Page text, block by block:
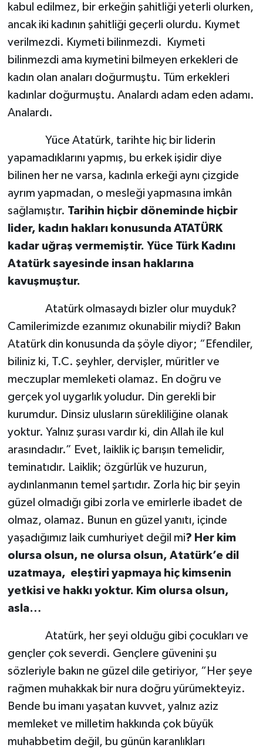
kabul edilmez, bir erkeğin şahitliği yeterli olurken,
ancak iki kadının şahitliği geçerli olurdu. Kıymet
verilmezdi. Kıymeti bilinmezdi. Kıymeti
bilinmezdi ama kıymetini bilmeyen erkekleri de
kadın olan anaları doğurmuştu. Tüm erkekleri
kadınlar doğurmuştu. Analardı adam eden adamı.
Analardı.
Yüce Atatürk, tarihte hiç bir liderin
yapamadıklarını yapmış, bu erkek işidir diye
bilinen her ne varsa, kadınla erkeği aynı çizgide
ayrım yapmadan, o mesleği yapmasına imkân
sağlamıştır. Tarihin hiçbir döneminde hiçbir
lider, kadın hakları konusunda ATATÜRK
kadar uğraş vermemiştir. Yüce Türk Kadını
Atatürk sayesinde insan haklarına
kavuşmuştur.
Atatürk olmasaydı bizler olur muyduk?
Camilerimizde ezanımız okunabilir miydi? Bakın
Atatürk din konusunda da şöyle diyor; “Efendiler,
biliniz ki, T.C. şeyhler, dervişler, müritler ve
meczuplar memleketi olamaz. En doğru ve
gerçek yol uygarlık yoludur. Din gerekli bir
kurumdur. Dinsiz ulusların sürekliliğine olanak
yoktur. Yalnız şurası vardır ki, din Allah ile kul
arasındadır.” Evet, laiklik iç barışın temelidir,
teminatıdır. Laiklik; özgürlük ve huzurun,
aydınlanmanın temel şartıdır. Zorla hiç bir şeyin
güzel olmadığı gibi zorla ve emirlerle ibadet de
olmaz, olamaz. Bunun en güzel yanıtı, içinde
yaşadığımız laik cumhuriyet değil mi? Her kim
olursa olsun, ne olursa olsun, Atatürk’e dil
uzatmaya, eleştiri yapmaya hiç kimsenin
yetkisi ve hakkı yoktur. Kim olursa olsun,
asla…
Atatürk, her şeyi olduğu gibi çocukları ve
gençler çok severdi. Gençlere güvenini şu
sözleriyle bakın ne güzel dile getiriyor, “Her şeye
rağmen muhakkak bir nura doğru yürümekteyiz.
Bende bu imanı yaşatan kuvvet, yalnız aziz
memleket ve milletim hakkında çok büyük
muhabbetim değil, bu günün karanlıkları